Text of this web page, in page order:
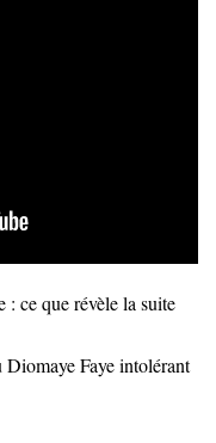
ce que révèle la suite
Faye intolérant